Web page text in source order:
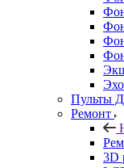
Пульты
Ремонт
3D